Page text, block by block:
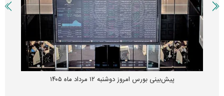
پیش‌بینی بورس امروز دوشنبه ۱۲ مرداد ماه ۱۴۰۵